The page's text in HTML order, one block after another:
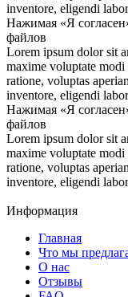
inventore, eligendi
Нажимая «Я
файлов
Lorem ipsum dolor sit
maxime voluptate
ratione, voluptas
inventore, eligendi
Нажимая «Я
файлов
Lorem ipsum dolor sit
maxime voluptate
ratione, voluptas
inventore, eligendi
Информация
Главная
Что мы
О нас
Отзывы